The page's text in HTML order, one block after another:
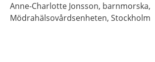
Anne-Charlotte Jonsson, barnmorska,
Mödrahälsovårdsenheten, Stockholm